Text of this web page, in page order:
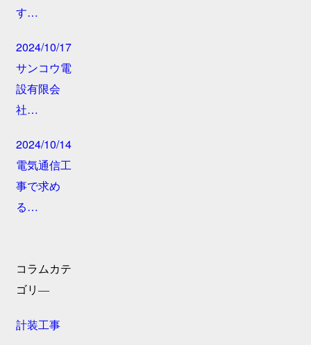
す…
2024/10/17
サンコウ電
設有限会
社…
2024/10/14
電気通信工
事で求め
る…
コラムカテ
ゴリ―
計装工事